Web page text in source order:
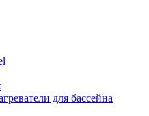
для бассейна